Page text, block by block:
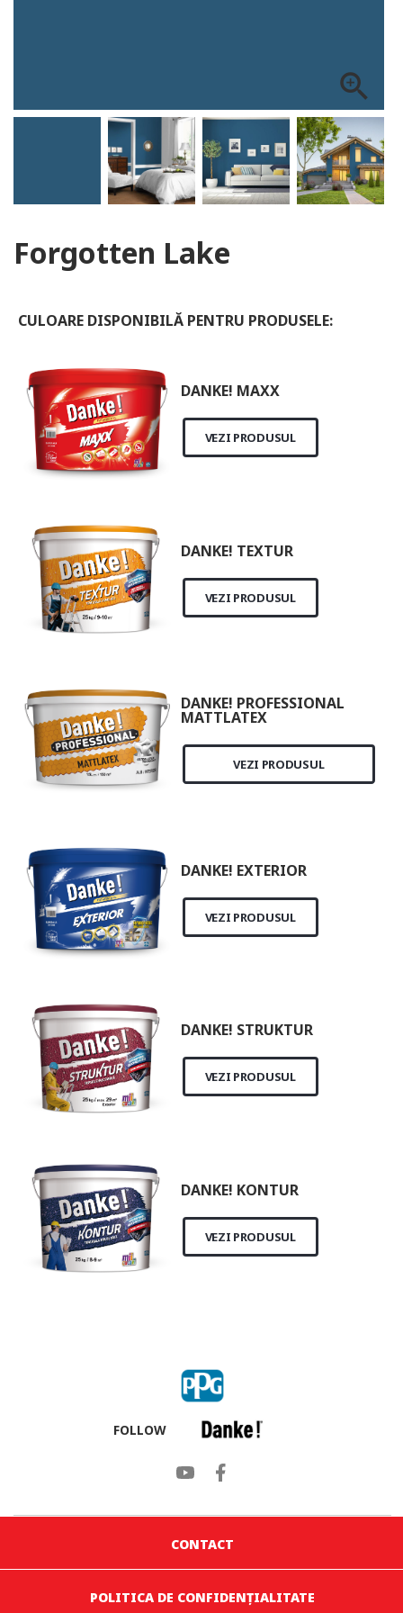
zoom_in
Forgotten Lake
CULOARE DISPONIBILĂ PENTRU PRODUSELE:
DANKE! MAXX
VEZI PRODUSUL
DANKE! TEXTUR
VEZI PRODUSUL
DANKE! PROFESSIONAL
MATTLATEX
VEZI PRODUSUL
DANKE! EXTERIOR
VEZI PRODUSUL
DANKE! STRUKTUR
VEZI PRODUSUL
DANKE! KONTUR
VEZI PRODUSUL
FOLLOW
CONTACT
POLITICA DE CONFIDENȚIALITATE